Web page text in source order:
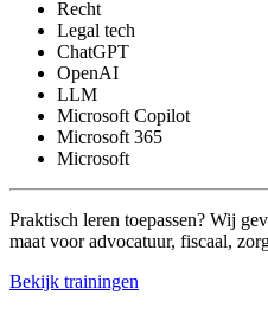
Recht
Legal tech
ChatGPT
OpenAI
LLM
Microsoft Copilot
Microsoft 365
Microsoft
Praktisch leren toepassen? Wij
maat voor advocatuur, fiscaal,
Bekijk trainingen